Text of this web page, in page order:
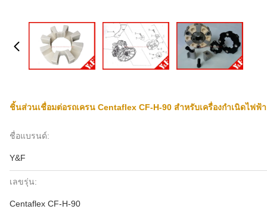
ชิ้นส่วนเชื่อมต่อรถเครน Centaflex CF-H-90 สำหรับเครื่องกำเนิดไฟฟ้
ชื่อแบรนด์:
Y&F
เลขรุ่น:
Centaflex CF-H-90